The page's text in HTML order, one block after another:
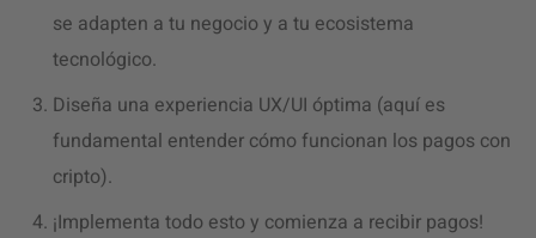
se adapten a tu negocio y a tu ecosistema
tecnológico.
Diseña una experiencia UX/UI óptima (aquí es
fundamental entender cómo funcionan los pagos con
cripto).
¡Implementa todo esto y comienza a recibir pagos!